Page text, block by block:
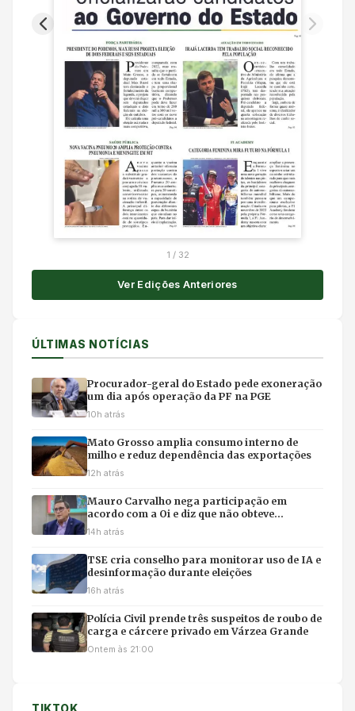
1 / 32
Ver Edições Anteriores
ÚLTIMAS NOTÍCIAS
Procurador-geral do Estado pede exoneração
um dia após operação da PF na PGE
10h atrás
Mato Grosso amplia consumo interno de
milho e reduz dependência das exportações
12h atrás
Mauro Carvalho nega participação em
acordo com a Oi e diz que não obteve
benefícios
14h atrás
TSE cria conselho para monitorar uso de IA e
desinformação durante eleições
16h atrás
Polícia Civil prende três suspeitos de roubo de
carga e cárcere privado em Várzea Grande
Ontem às 21:00
TIKTOK